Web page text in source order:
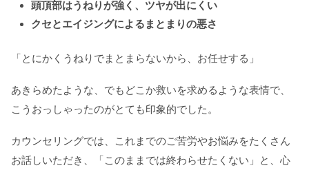
頭頂部はうねりが強く、ツヤが出にくい
クセとエイジングによるまとまりの悪さ
「とにかくうねりでまとまらないから、お任せする」
あきらめたような、でもどこか救いを求めるような表情で、
こうおっしゃったのがとても印象的でした。
カウンセリングでは、これまでのご苦労やお悩みをたくさん
お話しいただき、「このままでは終わらせたくない」と、心